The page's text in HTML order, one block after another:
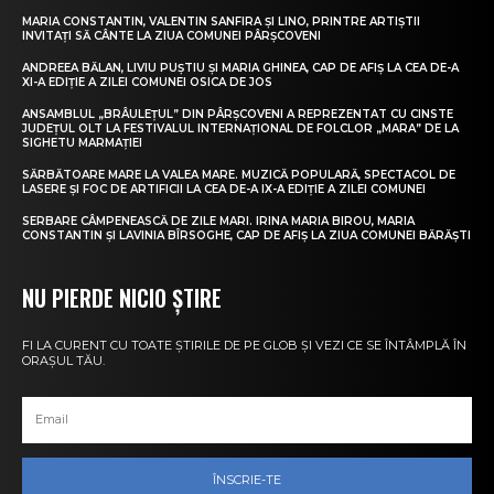
MARIA CONSTANTIN, VALENTIN SANFIRA ȘI LINO, PRINTRE ARTIȘTII
INVITAȚI SĂ CÂNTE LA ZIUA COMUNEI PÂRȘCOVENI
ANDREEA BĂLAN, LIVIU PUȘTIU ȘI MARIA GHINEA, CAP DE AFIȘ LA CEA DE-A
XI-A EDIȚIE A ZILEI COMUNEI OSICA DE JOS
ANSAMBLUL „BRÂULEȚUL” DIN PÂRȘCOVENI A REPREZENTAT CU CINSTE
JUDEȚUL OLT LA FESTIVALUL INTERNAȚIONAL DE FOLCLOR „MARA” DE LA
SIGHETU MARMAȚIEI
SĂRBĂTOARE MARE LA VALEA MARE. MUZICĂ POPULARĂ, SPECTACOL DE
LASERE ȘI FOC DE ARTIFICII LA CEA DE-A IX-A EDIȚIE A ZILEI COMUNEI
SERBARE CÂMPENEASCĂ DE ZILE MARI. IRINA MARIA BIROU, MARIA
CONSTANTIN ȘI LAVINIA BÎRSOGHE, CAP DE AFIȘ LA ZIUA COMUNEI BĂRĂȘTI
NU PIERDE NICIO ȘTIRE
FI LA CURENT CU TOATE ȘTIRILE DE PE GLOB ȘI VEZI CE SE ÎNTÂMPLĂ ÎN
ORAȘUL TĂU.
ÎNSCRIE-TE